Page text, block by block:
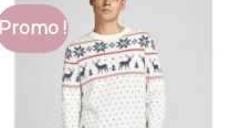
Promo !